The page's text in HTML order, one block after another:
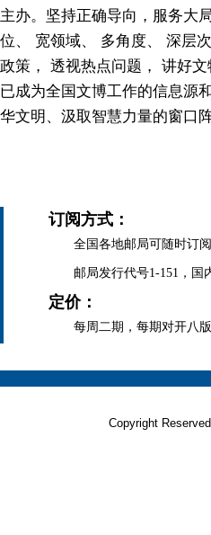
主办。坚持正确导向，服务大
位、 宽领域、 多角度、 深层
政策， 透视热点问题， 讲好文
已成为全国文博工作的信息源
华文明、汲取智慧力量的窗口阵
订阅方式：
全国各地邮局可随时订阅
邮局发行代号1-151，国内
定价：
每周二期，每期对开八版
Copyright